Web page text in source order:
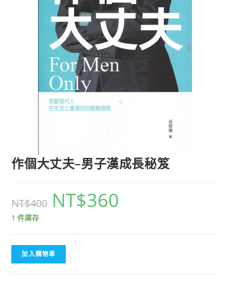
作個大丈夫–男子漢成長秘笈
NT$400 NT$360
1 件庫存
加入購物車